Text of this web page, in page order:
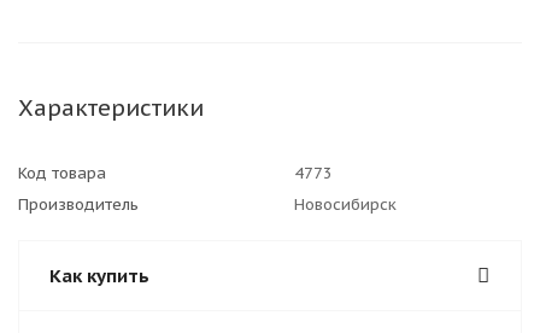
Характеристики
Код товара
4773
Производитель
Новосибирск
Как купить